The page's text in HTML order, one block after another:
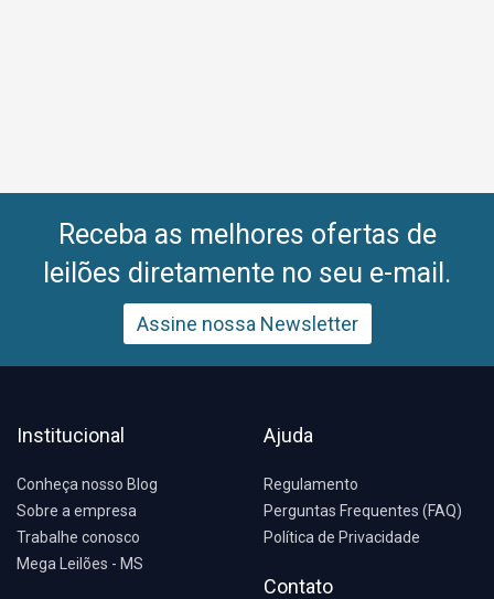
Receba as melhores ofertas de
leilões diretamente no seu e-mail.
Assine nossa Newsletter
Institucional
Conheça nosso Blog
Sobre a empresa
Trabalhe conosco
Mega Leilões - MS
Ajuda
Regulamento
Perguntas Frequentes (FAQ)
Política de Privacidade
Contato